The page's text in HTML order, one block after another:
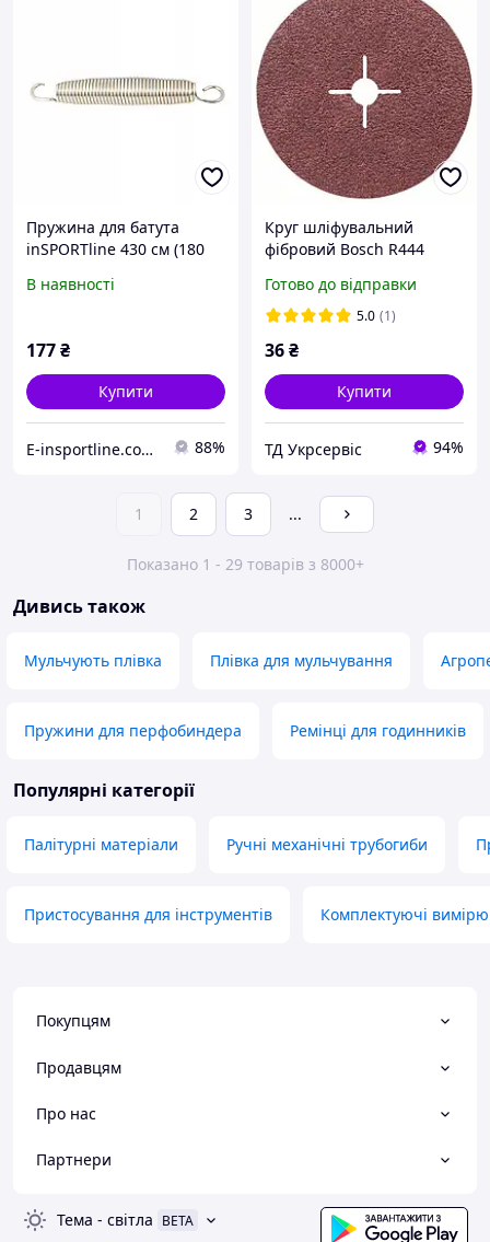
Пружина для батута
inSPORTline 430 см (180
В наявності
177₴
Купити
E-insportline.com.ua 88%
Круг шліфувальний
фібровий Bosch R444
22.23x125 мм
(2608607250)
Готово до відправки
5.0 (1)
36₴
Купити
ТД Укрсервіс 94%
1 2 3 ...
Показано 1 - 29 товарів з 8000+
Дивись також
Мульчують плівка Плівка для мульчування
Пружини для перфобиндера Ремінці для годинників
Популярні категорії
Палітурні матеріали Ручні механічні трубогиби
Пристосування для інструментів Комплектуючі
Покупцям
Продавцям
Про нас
Партнери
Тема - світла BETA